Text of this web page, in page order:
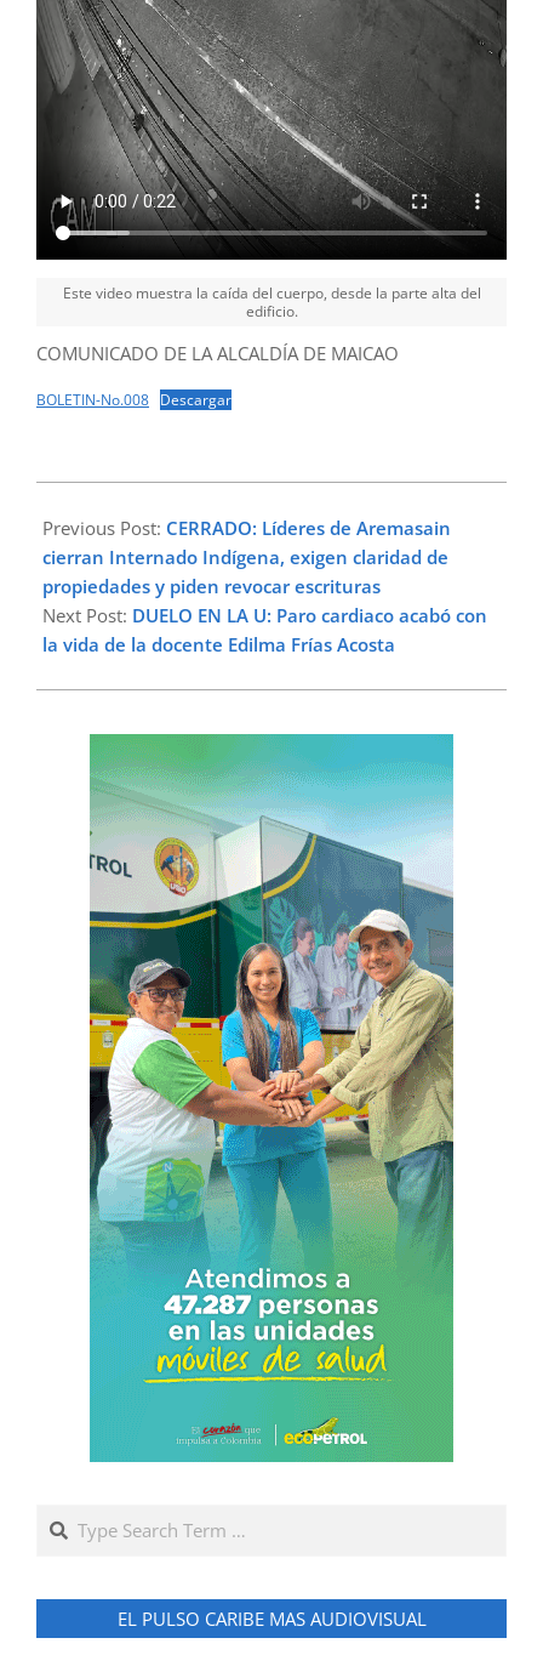
Este video muestra la caída del cuerpo, desde la parte alta del
edificio.
COMUNICADO DE LA ALCALDÍA DE MAICAO
BOLETIN-No.008 Descargar
01-
15
Previous Post: CERRADO: Líderes de Aremasain
cierran Internado Indígena, exigen claridad de
propiedades y piden revocar escrituras
Next Post: DUELO EN LA U: Paro cardiaco acabó con
la vida de la docente Edilma Frías Acosta
Search
EL PULSO CARIBE MAS AUDIOVISUAL